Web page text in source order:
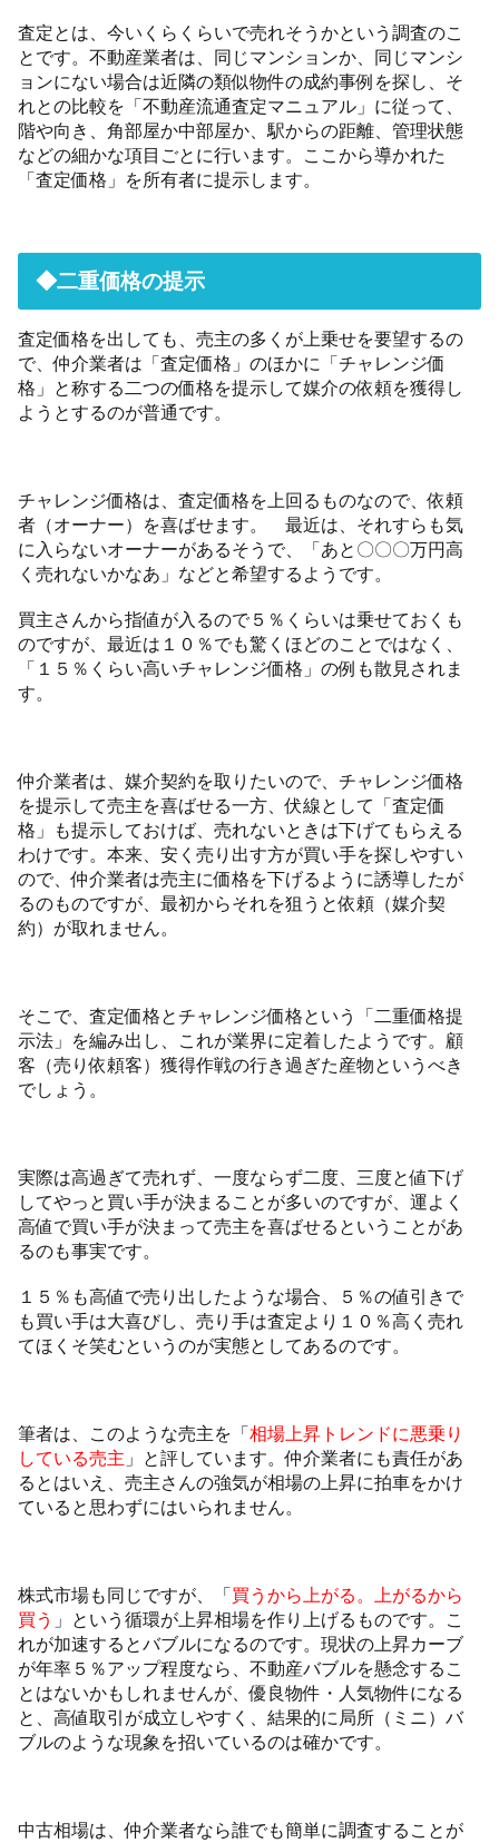
査定とは、今いくらくらいで売れそうかという調査のこ
とです。不動産業者は、同じマンションか、同じマンシ
ョンにない場合は近隣の類似物件の成約事例を探し、そ
れとの比較を「不動産流通査定マニュアル」に従って、
階や向き、角部屋か中部屋か、駅からの距離、管理状態
などの細かな項目ごとに行います。ここから導かれた
「査定価格」を所有者に提示します。
◆二重価格の提示
査定価格を出しても、売主の多くが上乗せを要望するの
で、仲介業者は「査定価格」のほかに「チャレンジ価
格」と称する二つの価格を提示して媒介の依頼を獲得し
ようとするのが普通です。
チャレンジ価格は、査定価格を上回るものなので、依頼
者（オーナー）を喜ばせます。 最近は、それすらも気
に入らないオーナーがあるそうで、「あと〇〇〇万円高
く売れないかなあ」などと希望するようです。
買主さんから指値が入るので５％くらいは乗せておくも
のですが、最近は１０％でも驚くほどのことではなく、
「１５％くらい高いチャレンジ価格」の例も散見されま
す。
仲介業者は、媒介契約を取りたいので、チャレンジ価格
を提示して売主を喜ばせる一方、伏線として「査定価
格」も提示しておけば、売れないときは下げてもらえる
わけです。本来、安く売り出す方が買い手を探しやすい
ので、仲介業者は売主に価格を下げるように誘導したが
るのものですが、最初からそれを狙うと依頼（媒介契
約）が取れません。
そこで、査定価格とチャレンジ価格という「二重価格提
示法」を編み出し、これが業界に定着したようです。顧
客（売り依頼客）獲得作戦の行き過ぎた産物というべき
でしょう。
実際は高過ぎて売れず、一度ならず二度、三度と値下げ
してやっと買い手が決まることが多いのですが、運よく
高値で買い手が決まって売主を喜ばせるということがあ
るのも事実です。
１５％も高値で売り出したような場合、５％の値引きで
も買い手は大喜びし、売り手は査定より１０％高く売れ
てほくそ笑むというのが実態としてあるのです。
筆者は、このような売主を「相場上昇トレンドに悪乗り
している売主 」と評しています。仲介業者にも責任があ
るとはいえ、売主さんの強気が相場の上昇に拍車をかけ
ていると思わずにはいられません。
株式市場も同じですが、「 買うから上がる。上がるから
買う 」という循環が上昇相場を作り上げるものです。こ
れが加速するとバブルになるのです。現状の上昇カーブ
が年率５％アップ程度なら、不動産バブルを懸念するこ
とはないかもしれませんが、優良物件・人気物件になる
と、高値取引が成立しやすく、結果的に局所（ミニ）バ
ブルのような現象を招いているのは確かです。
中古相場は、仲介業者なら誰でも簡単に調査することが